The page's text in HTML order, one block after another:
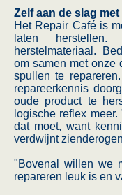
Zelf aan de slag
Het Repair Café is
laten
herstelmateriaal.
om samen met onze
spullen te
repareerkennis
oude product te
logische reflex
dat moet, want
verdwijnt
"Bovenal willen we
repareren leuk is en